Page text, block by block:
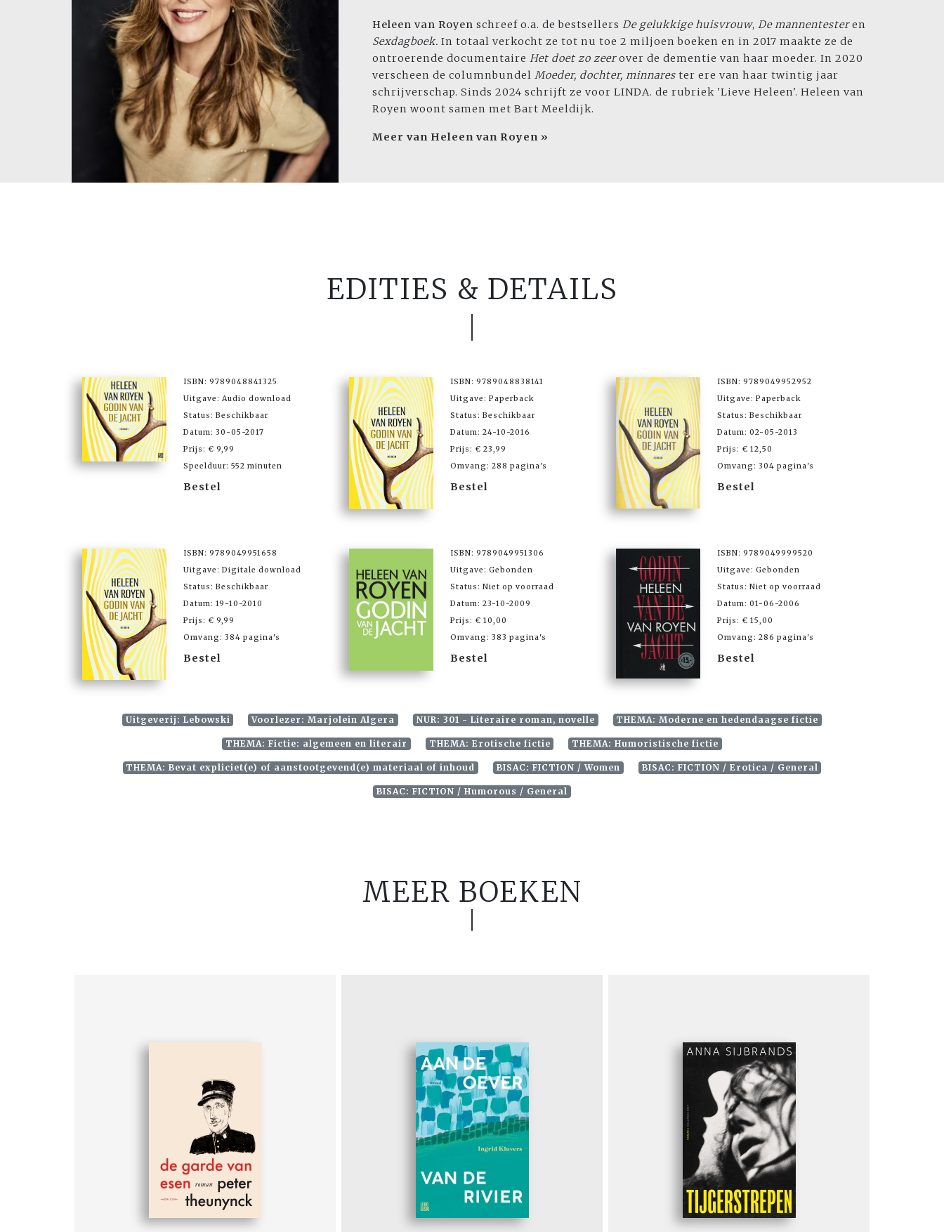
Heleen van Royen schreef o.a. de bestsellers De gelukkige huisvrouw, De mannentesteren
Sexdagboek. In totaal verkocht ze tot nu toe 2 miljoen boeken en in 2017 maakte ze de
ontroerende documentaire Het doet zo zeerover de dementie van haar moeder. In 2020
verscheen de columnbundel Moeder, dochter, minnares ter ere van haar twintig jaar
schrijverschap. Sinds 2024 schrijft ze voor LINDA. de rubriek 'Lieve Heleen'. Heleen van
Royen woont samen met Bart Meeldijk.
Meer van Heleen van Royen »
EDITIES & DETAILS
ISBN: 9789048841325
Uitgave: Audio download
Status: Beschikbaar
Datum: 30-05-2017
Prijs: € 9,99
Speelduur: 552 minuten
Bestel
ISBN: 9789048838141
Uitgave: Paperback
Status: Beschikbaar
Datum: 24-10-2016
Prijs: € 23,99
Omvang: 288 pagina's
Bestel
ISBN: 9789049952952
Uitgave: Paperback
Status: Beschikbaar
Datum: 02-05-2013
Prijs: € 12,50
Omvang: 304 pagina's
Bestel
ISBN: 9789049951658
Uitgave: Digitale download
Status: Beschikbaar
Datum: 19-10-2010
Prijs: € 9,99
Omvang: 384 pagina's
Bestel
ISBN: 9789049951306
Uitgave: Gebonden
Status: Niet op voorraad
Datum: 23-10-2009
Prijs: € 10,00
Omvang: 383 pagina's
Bestel
ISBN: 9789049999520
Uitgave: Gebonden
Status: Niet op voorraad
Datum: 01-06-2006
Prijs: € 15,00
Omvang: 286 pagina's
Bestel
Uitgeverij: Lebowski Voorlezer: Marjolein Algera NUR: 301 - Literaire roman, novelle THEMA: Moderne en hedendaagse fictie
THEMA: Fictie: algemeen en literair THEMA: Erotische fictie THEMA: Humoristische fictie
THEMA: Bevat expliciet(e) of aanstootgevend(e) materiaal of inhoud BISAC: FICTION / Women BISAC: FICTION / Erotica / General
BISAC: FICTION / Humorous / General
MEER BOEKEN